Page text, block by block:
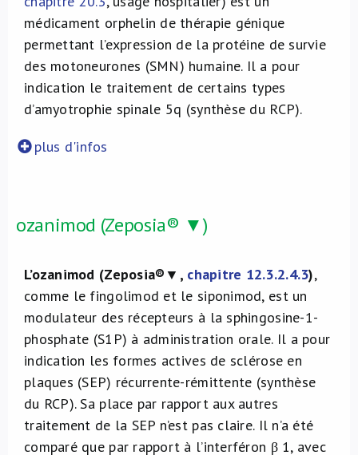
médicament orphelin de thérapie génique
permettant l’expression de la protéine de survie
des motoneurones (SMN) humaine. Il a pour
indication le traitement de certains types
d’amyotrophie spinale 5q (synthèse du RCP).
plus d'infos
ozanimod (Zeposia® ▼)
L’ozanimod (Zeposia®▼ , chapitre 12.3.2.4.3),
comme le fingolimod et le siponimod, est un
modulateur des récepteurs à la sphingosine-1-
phosphate (S1P) à administration orale. Il a pour
indication les formes actives de sclérose en
plaques (SEP) récurrente-rémittente (synthèse
du RCP). Sa place par rapport aux autres
traitement de la SEP n’est pas claire. Il n’a été
comparé que par rapport à l’interféron β 1, avec